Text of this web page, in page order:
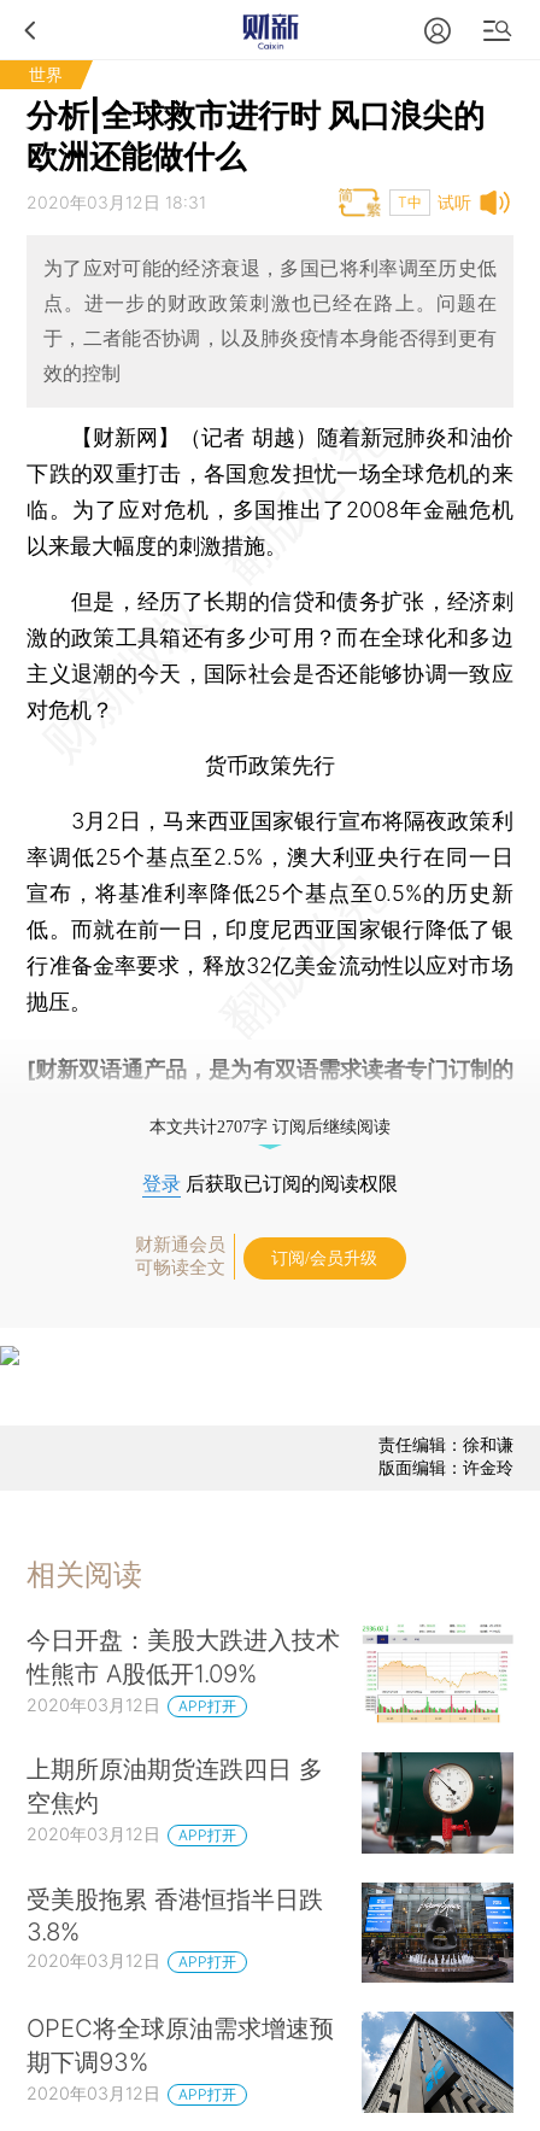
世界
分析|全球救市进行时 风口浪尖的
欧洲还能做什么
试听
2020年03月12日 18:31 T中
为了应对可能的经济衰退，多国已将利率调至历史低
点。进一步的财政政策刺激也已经在路上。问题在
于，二者能否协调，以及肺炎疫情本身能否得到更有
效的控制
【财新网】（记者 胡越） 随着新冠肺炎和油价
下跌的双重打击，各国愈发担忧一场全球危机的来
临。为了应对危机，多国推出了2008年金融危机
以来最大幅度的刺激措施。
但是，经历了长期的信贷和债务扩张，经济刺
激的政策工具箱还有多少可用？而在全球化和多边
主义退潮的今天，国际社会是否还能够协调一致应
对危机？
货币政策先行
3月2日，马来西亚国家银行宣布将隔夜政策利
率调低25个基点至2.5%，澳大利亚央行在同一日
宣布，将基准利率降低25个基点至0.5%的历史新
低。而就在前一日，印度尼西亚国家银行降低了银
行准备金率要求，释放32亿美金流动性以应对市场
抛压。
[财新双语通产品，是为有双语需求读者专门订制的
本文共计2707字 订阅后继续阅读
登录 后获取已订阅的阅读权限
财新通会员
可畅读全文
订阅/会员升级
责任编辑：徐和谦
版面编辑：许金玲
相关阅读
今日开盘：美股大跌进入技术
性熊市 A股低开1.09%
2020年03月12日 APP打开
上期所原油期货连跌四日 多
空焦灼
2020年03月12日 APP打开
受美股拖累 香港恒指半日跌
3.8%
2020年03月12日 APP打开
OPEC将全球原油需求增速预
期下调93%
2020年03月12日 APP打开